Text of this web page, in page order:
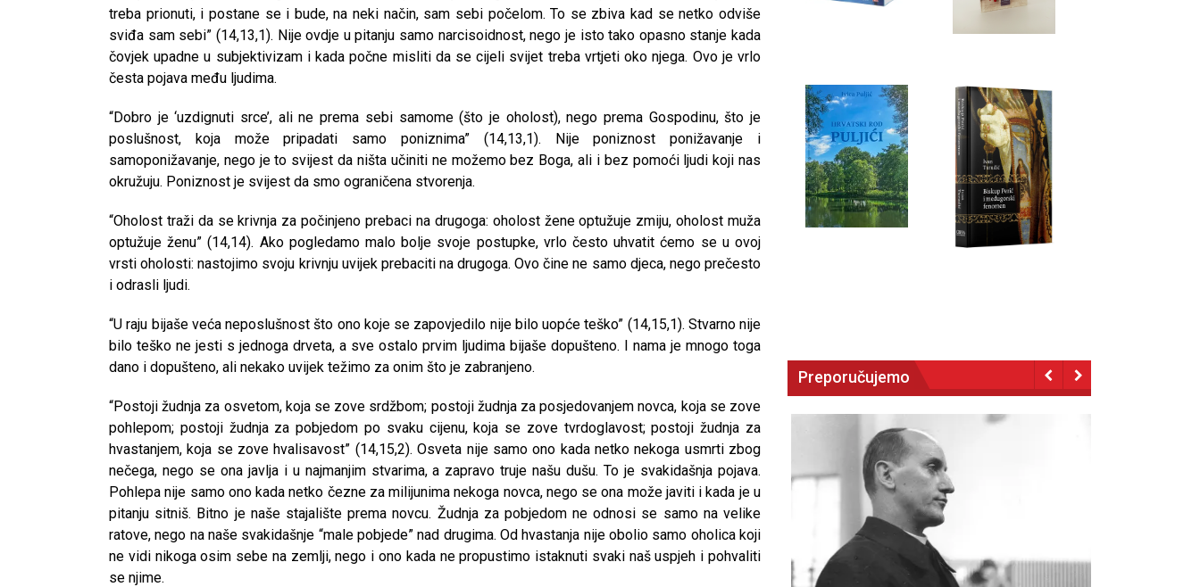
treba prionuti, i postane se i bude, na neki način, sam sebi počelom. To se zbiva kad se netko odviše
sviđa sam sebi” (14,13,1). Nije ovdje u pitanju samo narcisoidnost, nego je isto tako opasno stanje kada
čovjek upadne u subjektivizam i kada počne misliti da se cijeli svijet treba vrtjeti oko njega. Ovo je vrlo
česta pojava među ljudima.
“Dobro je ‘uzdignuti srce’, ali ne prema sebi samome (što je oholost), nego prema Gospodinu, što je
poslušnost, koja može pripadati samo poniznima” (14,13,1). Nije poniznost ponižavanje i
samoponižavanje, nego je to svijest da ništa učiniti ne možemo bez Boga, ali i bez pomoći ljudi koji nas
okružuju. Poniznost je svijest da smo ograničena stvorenja.
“Oholost traži da se krivnja za počinjeno prebaci na drugoga: oholost žene optužuje zmiju, oholost muža
optužuje ženu” (14,14). Ako pogledamo malo bolje svoje postupke, vrlo često uhvatit ćemo se u ovoj
vrsti oholosti: nastojimo svoju krivnju uvijek prebaciti na drugoga. Ovo čine ne samo djeca, nego prečesto
i odrasli ljudi.
“U raju bijaše veća neposlušnost što ono koje se zapovjedilo nije bilo uopće teško” (14,15,1). Stvarno nije
bilo teško ne jesti s jednoga drveta, a sve ostalo prvim ljudima bijaše dopušteno. I nama je mnogo toga
dano i dopušteno, ali nekako uvijek težimo za onim što je zabranjeno.
“Postoji žudnja za osvetom, koja se zove srdžbom; postoji žudnja za posjedovanjem novca, koja se zove
pohlepom; postoji žudnja za pobjedom po svaku cijenu, koja se zove tvrdoglavost; postoji žudnja za
hvastanjem, koja se zove hvalisavost” (14,15,2). Osveta nije samo ono kada netko nekoga usmrti zbog
nečega, nego se ona javlja i u najmanjim stvarima, a zapravo truje našu dušu. To je svakidašnja pojava.
Pohlepa nije samo ono kada netko čezne za milijunima nekoga novca, nego se ona može javiti i kada je u
pitanju sitniš. Bitno je naše stajalište prema novcu. Žudnja za pobjedom ne odnosi se samo na velike
ratove, nego na naše svakidašnje “male pobjede” nad drugima. Od hvastanja nije obolio samo oholica koji
ne vidi nikoga osim sebe na zemlji, nego i ono kada ne propustimo istaknuti svaki naš uspjeh i pohvaliti
se njime.
Preporučujemo